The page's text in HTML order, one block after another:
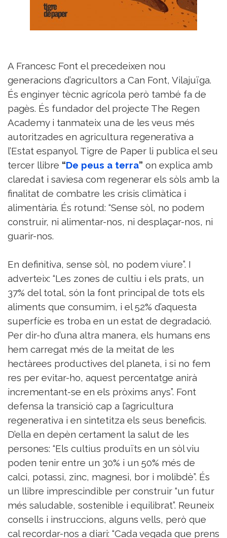
A Francesc Font el precedeixen nou
generacions d’agricultors a Can Font, Vilajuïga.
És enginyer tècnic agrícola però també fa de
pagès. És fundador del projecte The Regen
Academy i tanmateix una de les veus més
autoritzades en agricultura regenerativa a
l’Estat espanyol. Tigre de Paper li publica el seu
tercer llibre “De peus a terra” on explica amb
claredat i saviesa com regenerar els sòls amb la
finalitat de combatre les crisis climàtica i
alimentària. És rotund: “Sense sòl, no podem
construir, ni alimentar-nos, ni desplaçar-nos, ni
guarir-nos.
En definitiva, sense sòl, no podem viure”. I
adverteix: “Les zones de cultiu i els prats, un
37% del total, són la font principal de tots els
aliments que consumim, i el 52% d’aquesta
superfície es troba en un estat de degradació.
Per dir-ho d’una altra manera, els humans ens
hem carregat més de la meitat de les
hectàrees productives del planeta, i si no fem
res per evitar-ho, aquest percentatge anirà
incrementant-se en els pròxims anys”. Font
defensa la transició cap a l’agricultura
regenerativa i en sintetitza els seus beneficis.
D’ella en depèn certament la salut de les
persones: “Els cultius produïts en un sòl viu
poden tenir entre un 30% i un 50% més de
calci, potassi, zinc, magnesi, bor i molibdè”. És
un llibre imprescindible per construir “un futur
més saludable, sostenible i equilibrat”. Reuneix
consells i instruccions, alguns vells, però que
cal recordar-nos a diari: “Cada vegada que prens